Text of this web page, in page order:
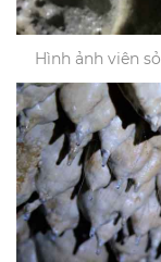
Hình ảnh viên